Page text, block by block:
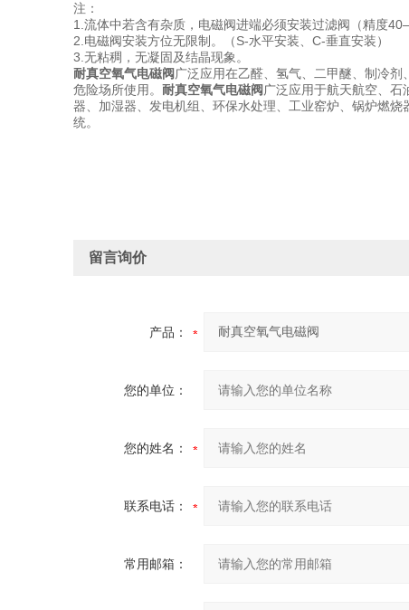
注：
1.流体中若含有杂质，电磁阀进端必须安装过滤阀（精度
2.电磁阀安装方位无限制。（S-水平安装、C-垂直安装）
3.无粘稠，无凝固及结晶现象。
耐真空氧气电磁阀 广泛应用在乙醛、氢气、二甲醚、制冷
危险场所使用。 耐真空氧气电磁阀 广泛应用于航天航空、
器、加湿器、发电机组、环保水处理、工业窑炉、锅炉燃
统。
留言询价
产品：
您的单位：
您的姓名：
联系电话：
常用邮箱：